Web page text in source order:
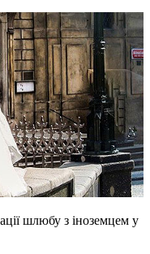
шлюбу з іноземцем у